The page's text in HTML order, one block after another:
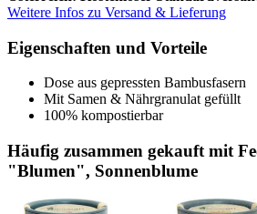
Weitere Infos zu Versand & Lieferung
Eigenschaften und Vorteile
Dose aus gepressten Bambusfasern
Mit Samen & Nährgranulat gefüllt
100% kompostierbar
Häufig zusammen gekauft mit
"Blumen", Sonnenblume